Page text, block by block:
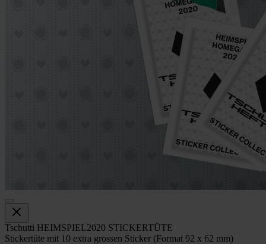
Tschutti HEIMSPIEL2020 STICKERTÜTE
Stickertüte mit 10 extra grossen Sticker (Format 92 x 62 mm)